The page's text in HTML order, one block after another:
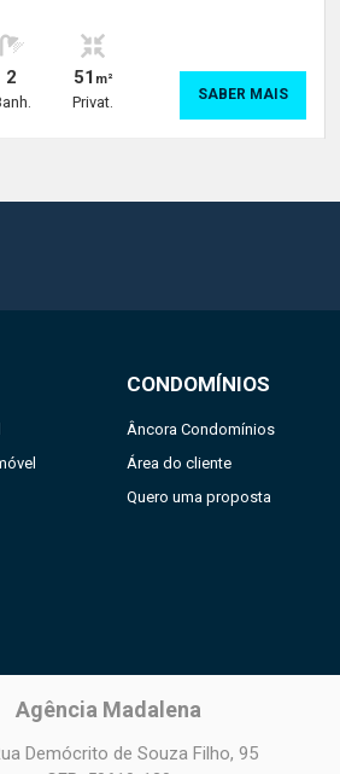
2 51 m²
Privat. SABER MAIS
CONDOMÍNIOS
Âncora Condomínios
Área do cliente
Quero uma proposta
Agência Madalena
Demócrito de Souza Filho, 95